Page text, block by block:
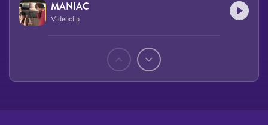
MANIAC
Videoclip